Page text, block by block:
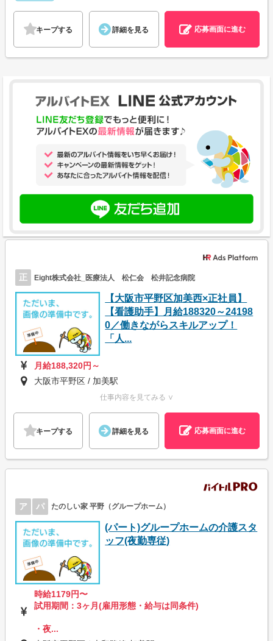
キープする 詳細を見る 応募画面に進む
正 Eight株式会社_医療法人 松仁会 松井記念病院
【大阪市平野区加美西×正社員】
【看護助手】月給188320～24198
0／働きながらスキルアップ！
「人...
月給188,320円～
大阪市平野区 / 加美駅
仕事内容を見てみる ∨
キープする 詳細を見る 応募画面に進む
ア パ たのしい家 平野（グループホーム）
(パート)グループホームの介護スタ
ッフ(夜勤専従)
時給1179円〜
試用期間：3ヶ月(雇用形態・給与は同条件)
・夜...